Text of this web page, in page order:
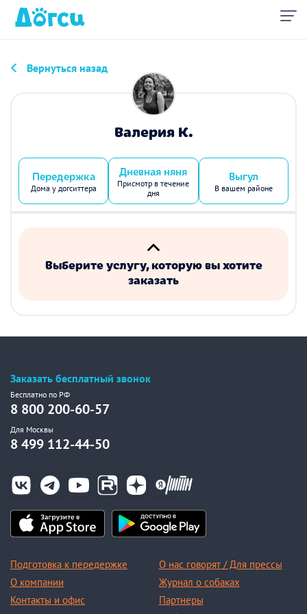
Вернуться назад
Валерия К.
Передержка
Дома у догситтера
Дневная няня
Присмотр в течение
дня
Выгул
В вашем районе
Выберите услугу, которую вы хотите
заказать
Заказать бесплатный звонок
Бесплатно по РФ
8 800 200-60-57
Для Москвы
8 499 112-44-50
Подготовка к передержке
О компании
Контакты и офис
О нас говорят / Для прессы
Журнал о собаках
Партнеры